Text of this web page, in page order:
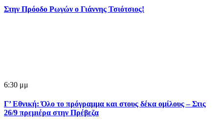
Στην Πρόοδο Ρωγών ο Γιάννης Τσιότσιος!
6:30 μμ
Γ’ Εθνική: Όλο το πρόγραμμα και στους δέκα ομίλους – Στις
26/9 πρεμιέρα στην Πρέβεζα